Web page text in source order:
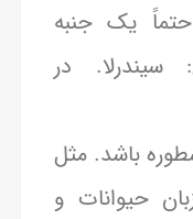
حتماً یک جنبه
سیندرلا. در
باشد. مثل
حیوانات و